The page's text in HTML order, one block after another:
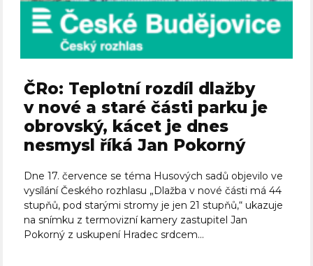
ČRo: Teplotní rozdíl dlažby
v nové a staré části parku je
obrovský, kácet je dnes
nesmysl říká Jan Pokorný
Dne 17. července se téma Husových sadů objevilo ve
vysílání Českého rozhlasu „Dlažba v nové části má 44
stupňů, pod starými stromy je jen 21 stupňů,“ ukazuje
na snímku z termovizní kamery zastupitel Jan
Pokorný z uskupení Hradec srdcem...